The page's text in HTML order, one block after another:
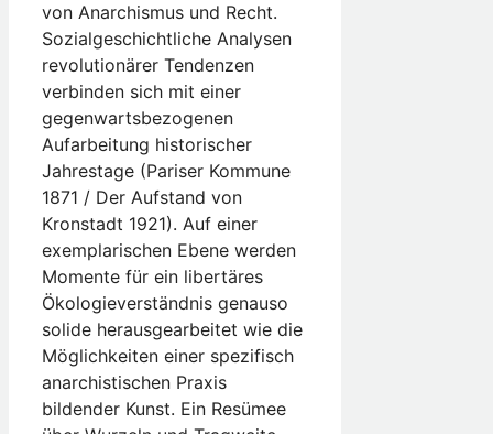
von Anarchismus und Recht.
Sozialgeschichtliche Analysen
revolutionärer Tendenzen
verbinden sich mit einer
gegenwartsbezogenen
Aufarbeitung historischer
Jahrestage (Pariser Kommune
1871 / Der Aufstand von
Kronstadt 1921). Auf einer
exemplarischen Ebene werden
Momente für ein libertäres
Ökologieverständnis genauso
solide herausgearbeitet wie die
Möglichkeiten einer spezifisch
anarchistischen Praxis
bildender Kunst. Ein Resümee